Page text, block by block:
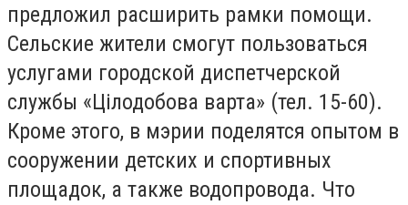
предложил расширить рамки помощи.
Сельские жители смогут пользоваться
услугами городской диспетчерской
службы «Цілодобова варта» (тел. 15-60).
Кроме этого, в мэрии поделятся опытом в
сооружении детских и спортивных
площадок, а также водопровода. Что